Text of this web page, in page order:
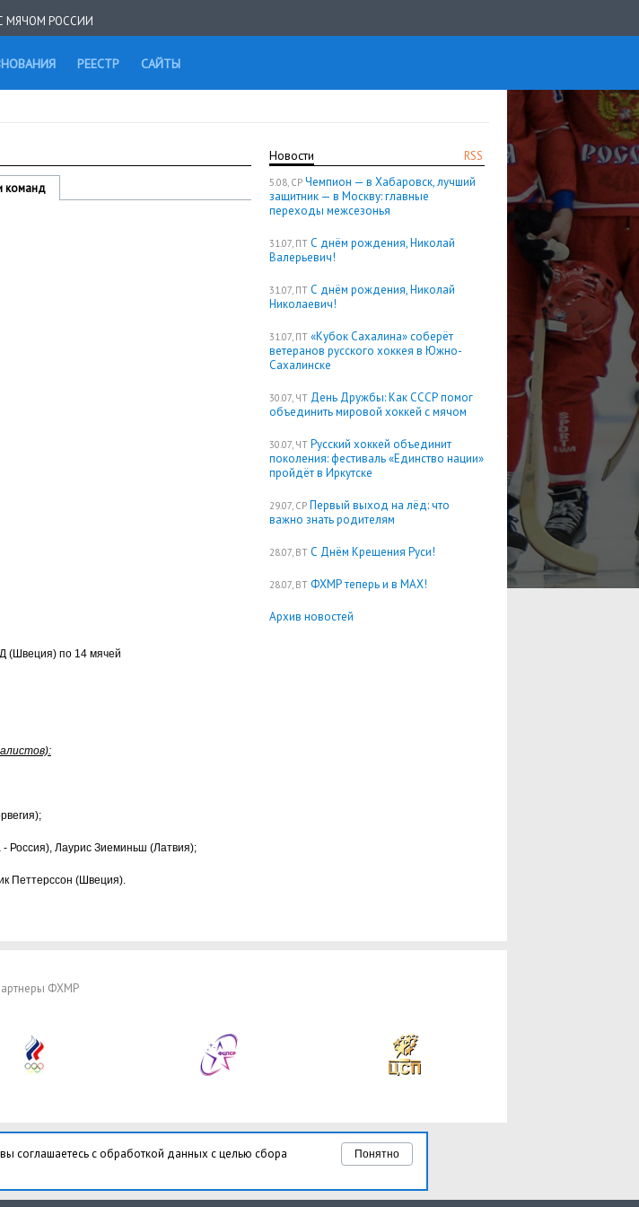
МЯЧОМ РОССИИ
РЕЕСТР САЙТЫ
RSS
Новости
5.08, СР Чемпион — в Хабаровск, лучший
защитник — в Москву: главные
переходы межсезонья
31.07, ПТ С днём рождения, Николай
Валерьевич!
31.07, ПТ С днём рождения, Николай
Николаевич!
31.07, ПТ «Кубок Сахалина» соберёт
ветеранов русского хоккея в Южно-
Сахалинске
30.07, ЧТ День Дружбы: Как СССР помог
объединить мировой хоккей с мячом
30.07, ЧТ Русский хоккей объединит
поколения: фестиваль «Единство нации»
пройдёт в Иркутске
29.07, СР Первый выход на лёд: что
важно знать родителям
28.07, ВТ С Днём Крещения Руси!
28.07, ВТ ФХМР теперь и в MAX!
Архив новостей
команд
(Швеция) по 14 мячей
Россия), Лаурис Зиеминьш (Латвия);
Петтерссон (Швеция).
ФХМР
Понятно
соглашаетесь с обработкой данных с целью сбора